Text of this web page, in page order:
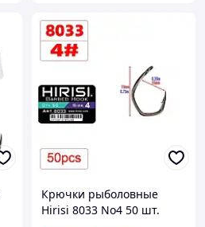
Крючки рыболовные
Hirisi 8033 No4 50 шт.